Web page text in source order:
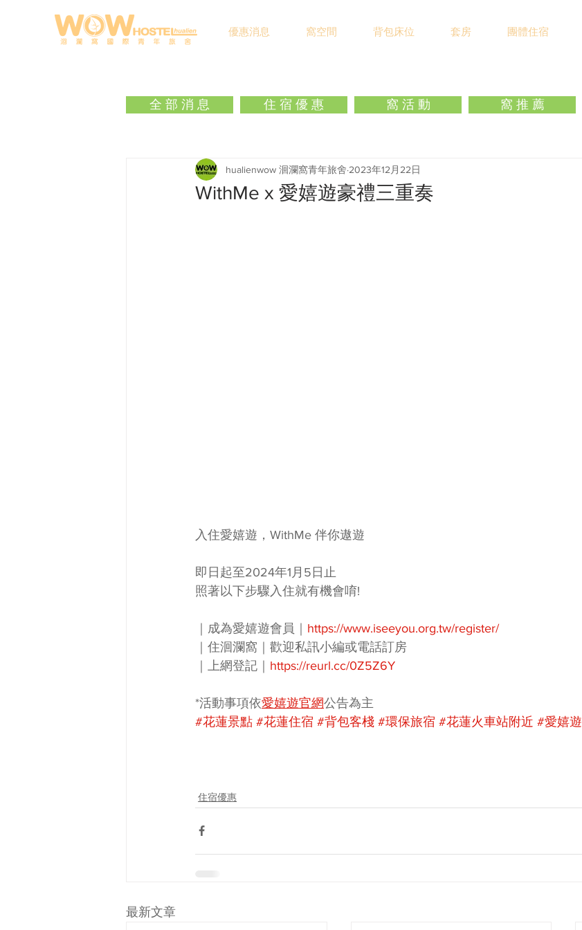
優惠消息 窩空間 背包床位 套房 團體住宿
全 部 消 息 住 宿 優 惠 窩 活 動 窩 推 薦
WithMe x 愛嬉遊豪禮三重奏
hualienwow 洄瀾窩青年旅舍 2023年12月22日
入住愛嬉遊，WithMe 伴你遨遊
即日起至2024年1月5日止
照著以下步驟入住就有機會唷!
｜成為愛嬉遊會員｜ https://www.iseeyou.org.tw/register/
｜住洄瀾窩｜歡迎私訊小編或電話訂房
｜上網登記｜ https://reurl.cc/0Z5Z6Y
*活動事項依愛嬉遊官網公告為主
#花蓮景點 #花蓮住宿 #背包客棧 #環保旅宿 #花蓮火車站附近 #愛嬉遊
住宿優惠
最新文章